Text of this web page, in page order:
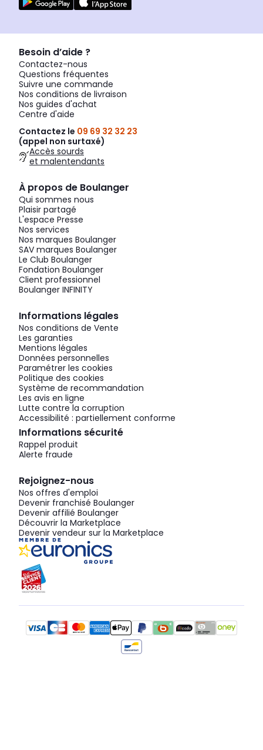
Besoin d’aide ?
Contactez-nous
Questions fréquentes
Suivre une commande
Nos conditions de livraison
Nos guides d'achat
Centre d'aide
Contactez le 09 69 32 32 23
(appel non surtaxé)
Accès sourds
et malentendants
À propos de Boulanger
Qui sommes nous
Plaisir partagé
L'espace Presse
Nos services
Nos marques Boulanger
SAV marques Boulanger
Le Club Boulanger
Fondation Boulanger
Client professionnel
Boulanger INFINITY
Informations légales
Nos conditions de Vente
Les garanties
Mentions légales
Données personnelles
Paramétrer les cookies
Politique des cookies
Système de recommandation
Les avis en ligne
Lutte contre la corruption
Accessibilité : partiellement conforme
Informations sécurité
Rappel produit
Alerte fraude
Rejoignez-nous
Nos offres d'emploi
Devenir franchisé Boulanger
Devenir affilié Boulanger
Découvrir la Marketplace
Devenir vendeur sur la Marketplace